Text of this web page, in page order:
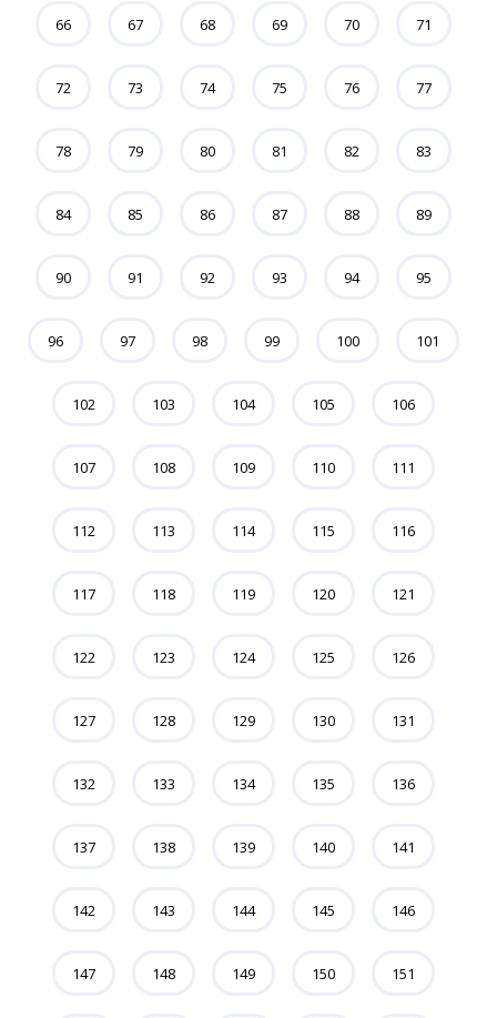
66 67 68 69 70 71
72 73 74 75 76 77
78 79 80 81 82 83
84 85 86 87 88 89
90 91 92 93 94 95
96 97 98 99 100 101
102 103 104 105 106
107 108 109 110 111
112 113 114 115 116
117 118 119 120 121
122 123 124 125 126
127 128 129 130 131
132 133 134 135 136
137 138 139 140 141
142 143 144 145 146
147 148 149 150 151